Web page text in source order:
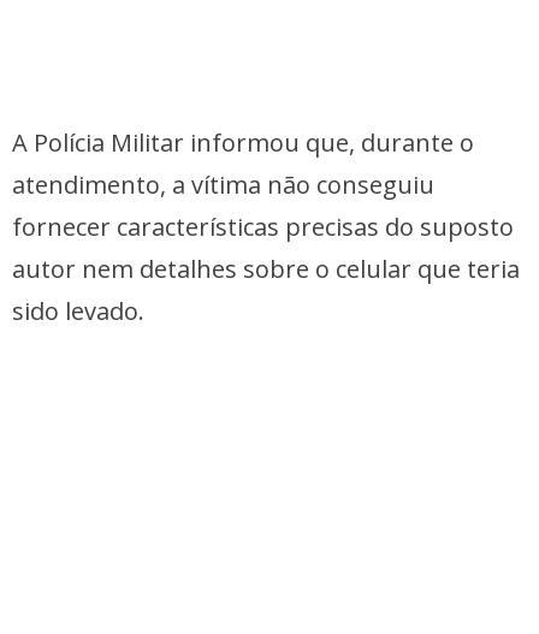
A Polícia Militar informou que, durante o
atendimento, a vítima não conseguiu
fornecer características precisas do suposto
autor nem detalhes sobre o celular que teria
sido levado.